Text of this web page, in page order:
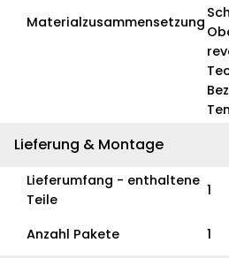
Materialzusammensetzung
Lieferung & Montage
Lieferumfang - enthaltene
Teile
1
Anzahl Pakete 1